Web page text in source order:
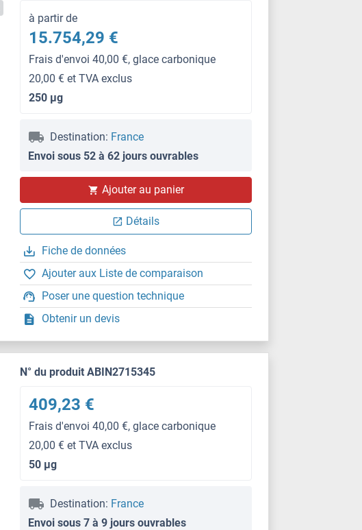
à partir de
15.754,29 €
Frais d'envoi 40,00 €, glace carbonique
20,00 € et TVA exclus
250 μg
Destination: France
Envoi sous 52 à 62 jours ouvrables
Ajouter au panier
Détails
Fiche de données
Ajouter aux Liste de comparaison
Poser une question technique
Obtenir un devis
N° du produit ABIN2715345
409,23 €
Frais d'envoi 40,00 €, glace carbonique
20,00 € et TVA exclus
50 μg
Destination: France
Envoi sous 7 à 9 jours ouvrables